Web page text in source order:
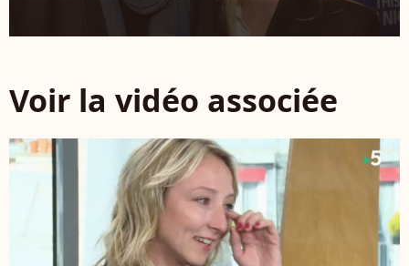
Voir la vidéo associée